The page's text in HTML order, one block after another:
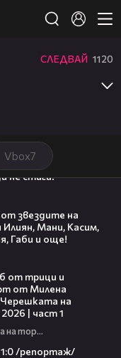
Vbоx7
СЛЕДВАЙ 1120
не стига!
от звездите на
Илиян, Мани, Касим,
Габи и още!
от трици и
от Милена
на
| част 1
Черешката на тортата
/репортаж/